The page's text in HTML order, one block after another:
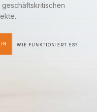
WIE FUNKTIONIERT ES?